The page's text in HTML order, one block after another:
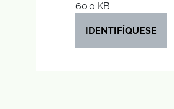
60.0 KB
IDENTIFÍQUESE